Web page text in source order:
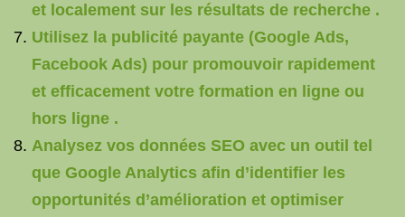
et localement sur les résultats de recherche .
Utilisez la publicité payante (Google Ads,
Facebook Ads) pour promouvoir rapidement
et efficacement votre formation en ligne ou
hors ligne .
Analysez vos données SEO avec un outil tel
que Google Analytics afin d’identifier les
opportunités d’amélioration et optimiser